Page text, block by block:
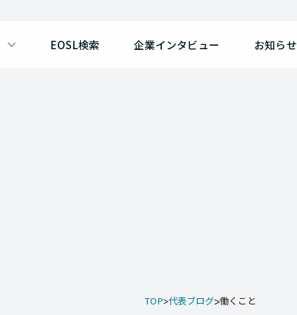
EOSL検索 企業インタビュー お知らせ
TOP 代表ブログ 働くこと